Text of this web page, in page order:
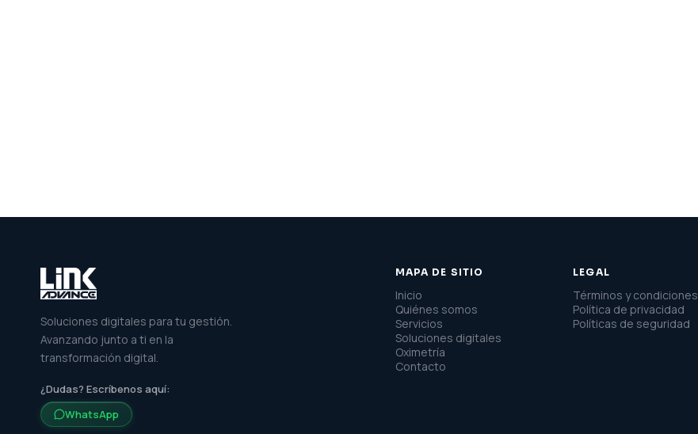
Soluciones digitales para tu gestión.
Avanzando junto a ti en la
transformación digital.
¿Dudas? Escríbenos aquí:
WhatsApp
MAPA DE SITIO
Inicio
Quiénes somos
Servicios
Soluciones digitales
Oximetría
Contacto
LEGAL
Términos y condiciones
Política de privacidad
Políticas de seguridad